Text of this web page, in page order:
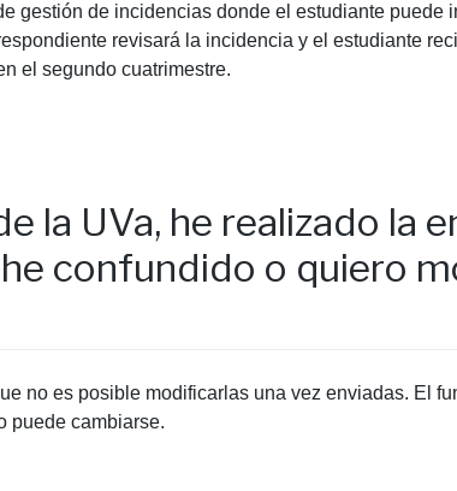
gestión de incidencias donde el estudiante puede
revisará la incidencia y el estudiante
el segundo cuatrimestre.
la UVa, he realizado la
confundido o quiero
no es posible modificarlas una vez enviadas. El
puede cambiarse.